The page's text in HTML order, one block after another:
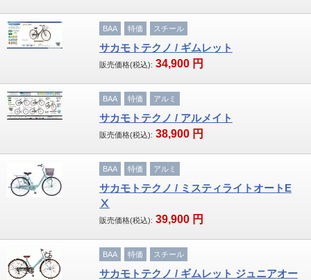
BAA 特価 スチール
サカモトテクノ / ギムレット
販売価格(税込): 34,900 円
BAA 特価 アルミ
サカモトテクノ / アルメイト
販売価格(税込): 38,900 円
BAA 特価 アルミ
サカモトテクノ / ミスティライトオートE
Ⅹ
販売価格(税込): 39,900 円
BAA 特価 スチール
サカモトテクノ / ギムレット ジュニアオー